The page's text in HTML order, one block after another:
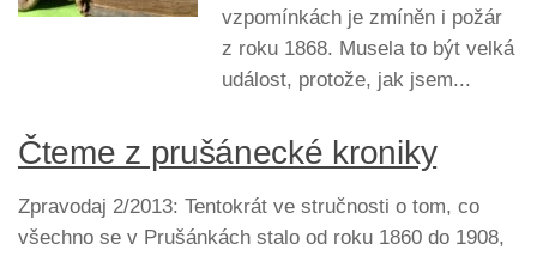
vzpomínkách je zmíněn i požár
z roku 1868. Musela to být velká
událost, protože, jak jsem...
Čteme z prušánecké kroniky
Zpravodaj 2/2013: Tentokrát ve stručnosti o tom, co
všechno se v Prušánkách stalo od roku 1860 do 1908,